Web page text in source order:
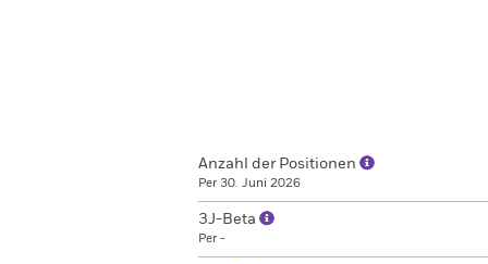
Anzahl der Positionen
Per 30. Juni 2026
3J-Beta
Per -